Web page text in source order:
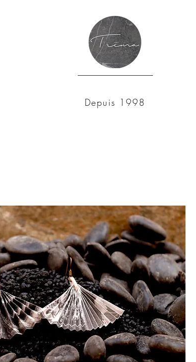
Depuis 1998